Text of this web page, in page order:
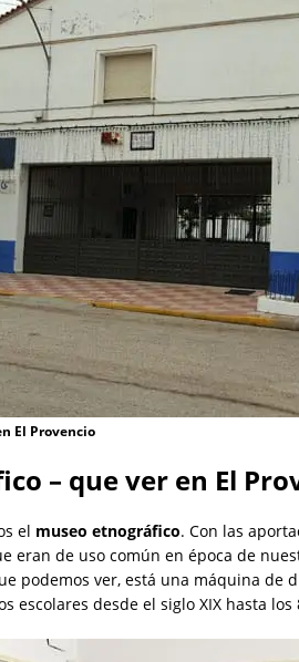
El Provencio
– que ver en El
el museo etnográfico. Con las
eran de uso común en época de
podemos ver, está una máquina de
escolares desde el siglo XIX hasta los